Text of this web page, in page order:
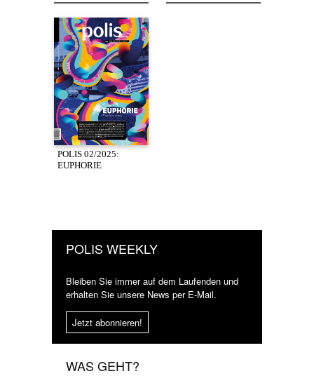
POLIS 02/2025:
EUPHORIE
POLIS WEEKLY
Bleiben Sie immer auf dem Laufenden und
erhalten Sie unsere News per E-Mail.
Jetzt abonnieren!
WAS GEHT?